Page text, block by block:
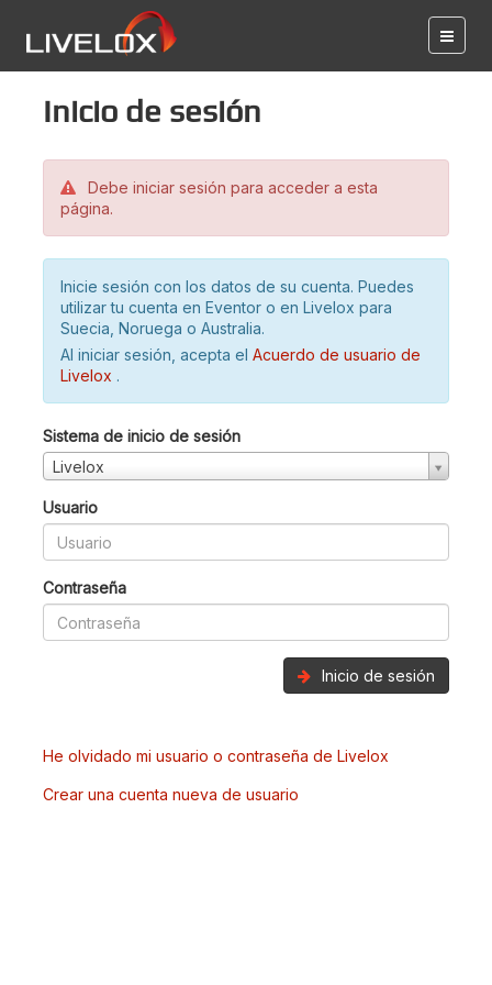
Inicio de sesión
Debe iniciar sesión para acceder a esta
página.
Inicie sesión con los datos de su cuenta. Puedes
utilizar tu cuenta en Eventor o en Livelox para
Suecia, Noruega o Australia.
Al iniciar sesión, acepta el Acuerdo de usuario de
Livelox .
Sistema de inicio de sesión
Livelox
Usuario
Contraseña
Inicio de sesión
He olvidado mi usuario o contraseña de Livelox
Crear una cuenta nueva de usuario